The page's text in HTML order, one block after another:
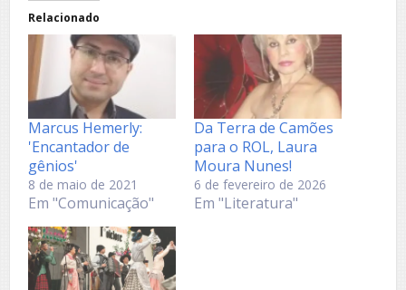
Relacionado
Marcus Hemerly:
'Encantador de
gênios'
8 de maio de 2021
Em "Comunicação"
Da Terra de Camões
para o ROL, Laura
Moura Nunes!
6 de fevereiro de 2026
Em "Literatura"